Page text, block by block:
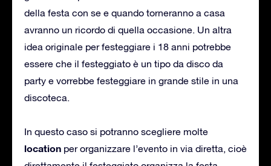
della festa con se e quando torneranno a casa
avranno un ricordo di quella occasione. Un altra
idea originale per festeggiare i 18 anni potrebbe
essere che il festeggiato è un tipo da disco da
party e vorrebbe festeggiare in grande stile in una
discoteca.
In questo caso si potranno scegliere molte
location per organizzare l’evento in via diretta, cioè